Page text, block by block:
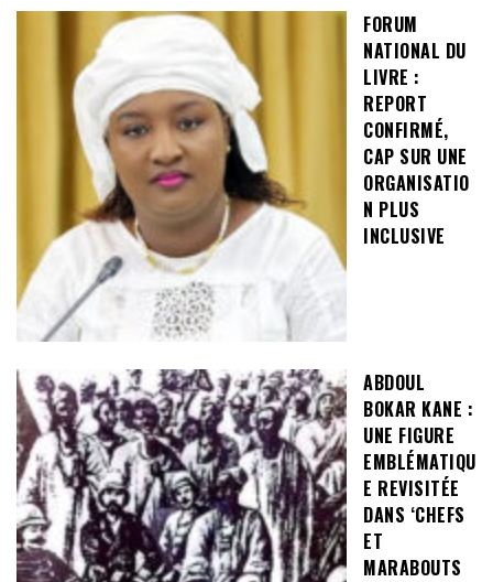
FORUM
NATIONAL DU
LIVRE :
REPORT
CONFIRMÉ,
CAP SUR UNE
ORGANISATIO
N PLUS
INCLUSIVE
ABDOUL
BOKAR KANE :
UNE FIGURE
EMBLÉMATIQU
E REVISITÉE
DANS ‘CHEFS
ET
MARABOUTS